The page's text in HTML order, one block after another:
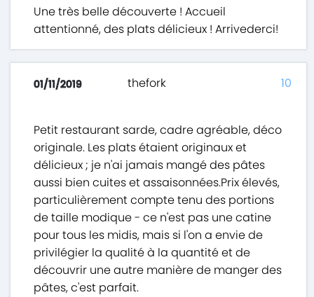
Une très belle découverte ! Accueil
attentionné, des plats délicieux ! Arrivederci!
01/11/2019 thefork
Petit restaurant sarde, cadre agréable, déco
originale. Les plats étaient originaux et
délicieux ; je n'ai jamais mangé des pâtes
aussi bien cuites et assaisonnées.Prix élevés,
particulièrement compte tenu des portions
de taille modique - ce n'est pas une catine
pour tous les midis, mais si l'on a envie de
privilégier la qualité à la quantité et de
découvrir une autre manière de manger des
pâtes, c'est parfait.
10